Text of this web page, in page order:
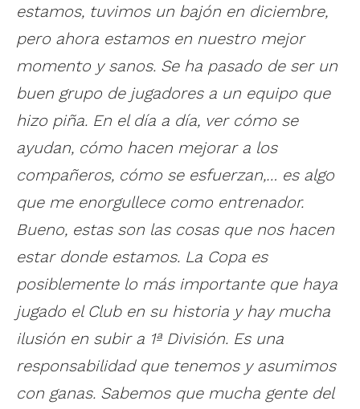
estamos, tuvimos un bajón en diciembre,
pero ahora estamos en nuestro mejor
momento y sanos. Se ha pasado de ser un
buen grupo de jugadores a un equipo que
hizo piña. En el día a día, ver cómo se
ayudan, cómo hacen mejorar a los
compañeros, cómo se esfuerzan,… es algo
que me enorgullece como entrenador.
Bueno, estas son las cosas que nos hacen
estar donde estamos. La Copa es
posiblemente lo más importante que haya
jugado el Club en su historia y hay mucha
ilusión en subir a 1ª División. Es una
responsabilidad que tenemos y asumimos
con ganas. Sabemos que mucha gente del